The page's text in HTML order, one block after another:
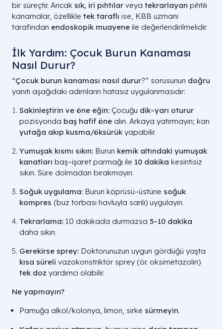
bir süreçtir. Ancak sık, iri pıhtılar veya tekrarlayan pıhtılı
kanamalar, özellikle tek taraflı ise, KBB uzmanı
tarafından endoskopik muayene ile değerlendirilmelidir.
İlk Yardım: Çocuk Burun Kanaması
Nasıl Durur?
“Çocuk burun kanaması nasıl durur?” sorusunun doğru
yanıtı aşağıdaki adımların hatasız uygulanmasıdır:
Sakinleştirin ve öne eğin: Çocuğu dik–yarı oturur
pozisyonda baş hafif öne alın. Arkaya yatırmayın; kan
yutağa akıp kusma/öksürük yapabilir.
Yumuşak kısmı sıkın: Burun kemik altındaki yumuşak
kanatları baş–işaret parmağı ile 10 dakika kesintisiz
sıkın. Süre dolmadan bırakmayın.
Soğuk uygulama: Burun köprüsü–üstüne soğuk
kompres (buz torbası havluyla sarılı) uygulayın.
Tekrarlama: 10 dakikada durmazsa 5–10 dakika
daha sıkın.
Gerekirse sprey: Doktorunuzun uygun gördüğü yaşta
kısa süreli vazokonstriktör sprey (ör. oksimetazolin)
tek doz yardımcı olabilir.
Ne yapmayın?
Pamuğa alkol/kolonya, limon, sirke sürmeyin.